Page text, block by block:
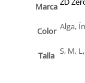
Marca
Color Alga,
Talla S, M,